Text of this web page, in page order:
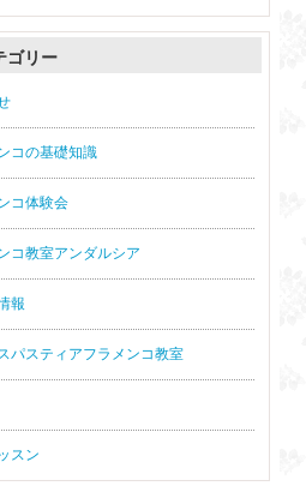
ゴリー
コの基礎知識
コ体験会
コ教室アンダルシア
報
パスティアフラメンコ教室
スン